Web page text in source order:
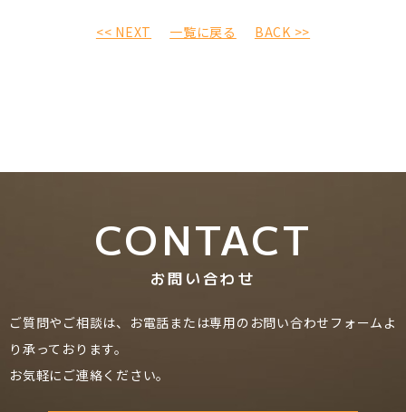
<< NEXT 一覧に戻る BACK >>
CONTACT
お問い合わせ
ご質問やご相談は、お電話または専用のお問い合わせフォームよ
り承っております。
お気軽にご連絡ください。